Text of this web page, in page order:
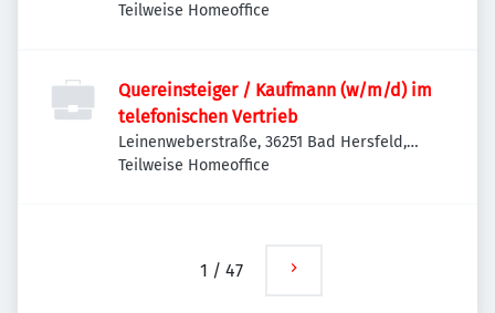
Teilweise Homeoffice
Quereinsteiger / Kaufmann (w/m/d) im
telefonischen Vertrieb
Leinenweberstraße, 36251 Bad Hersfeld,
Deutschland
Teilweise Homeoffice
1 / 47